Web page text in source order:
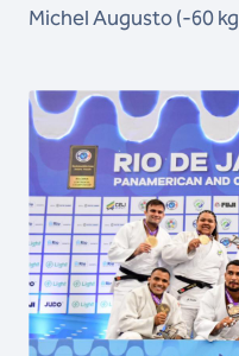
Michel Augusto (-60